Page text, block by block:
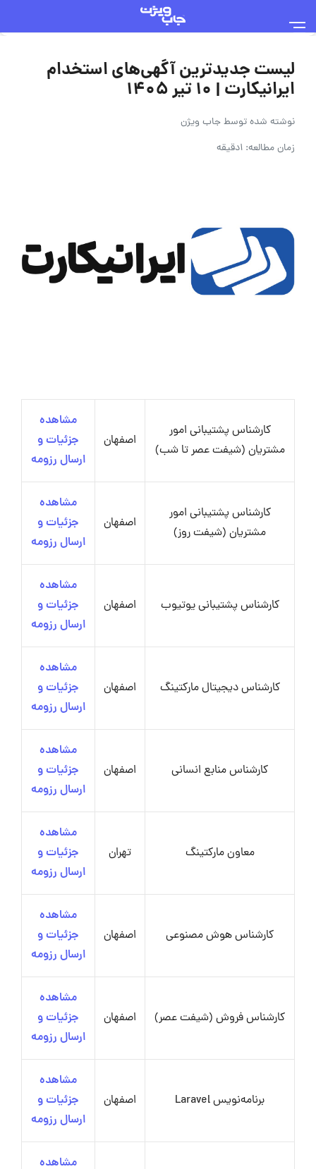
لیست جدیدترین آگهی‌های استخدام
ایرانیکارت | ۱۰ تیر ۱۴۰۵
نوشته شده توسطجاب ویژن
زمان مطالعه: 1دقیقه
کارشناس پشتیبانی امور
مشتریان (شیفت عصر تا شب)
اصفهان
مشاهده
جزئیات و
ارسال رزومه
کارشناس پشتیبانی امور
مشتریان (شیفت روز)
اصفهان
مشاهده
جزئیات و
ارسال رزومه
کارشناس پشتیبانی یوتیوب اصفهان
مشاهده
جزئیات و
ارسال رزومه
کارشناس دیجیتال مارکتینگ اصفهان
مشاهده
جزئیات و
ارسال رزومه
کارشناس منابع انسانی اصفهان
مشاهده
جزئیات و
ارسال رزومه
معاون مارکتینگ تهران
مشاهده
جزئیات و
ارسال رزومه
کارشناس هوش مصنوعی اصفهان
مشاهده
جزئیات و
ارسال رزومه
کارشناس فروش (شیفت عصر) اصفهان
مشاهده
جزئیات و
ارسال رزومه
برنامه‌نویس Laravel اصفهان
مشاهده
جزئیات و
ارسال رزومه
مشاهده